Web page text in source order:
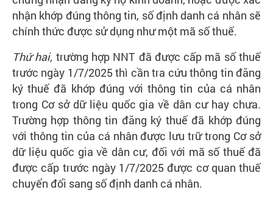
nhận khớp đúng thông tin, số định danh cá nhân sẽ
chính thức được sử dụng như một mã số thuế.
Thứ hai, trường hợp NNT đã được cấp mã số thuế
trước ngày 1/7/2025 thì cần tra cứu thông tin đăng
ký thuế đã khớp đúng với thông tin của cá nhân
trong Cơ sở dữ liệu quốc gia về dân cư hay chưa.
Trường hợp thông tin đăng ký thuế đã khớp đúng
với thông tin của cá nhân được lưu trữ trong Cơ sở
dữ liệu quốc gia về dân cư, đối với mã số thuế đã
được cấp trước ngày 1/7/2025 được cơ quan thuế
chuyển đổi sang số định danh cá nhân.